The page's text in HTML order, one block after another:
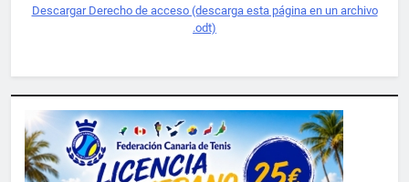
Descargar Derecho de acceso (descarga esta página en un archivo
.odt)